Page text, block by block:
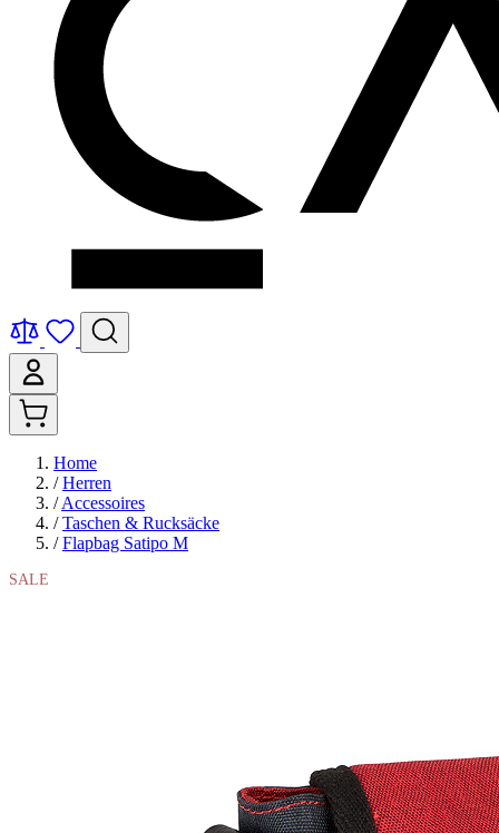
Home
/ Herren
/ Accessoires
/ Taschen & Rucksäcke
/ Flapbag Satipo M
SALE